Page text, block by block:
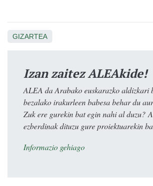
GIZARTEA
Izan zaitez ALEAkide!
ALEA da Arabako euskarazko aldizkari
bezalako irakurleen babesa behar du
Zuk ere gurekin bat egin nahi al duzu?
ezberdinak dituzu gure proiektuarekin
Informazio gehiago